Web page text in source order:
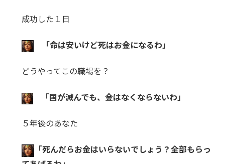
成功した１日
「命は安いけど死はお金になるわ」
どうやってこの職場を？
「国が滅んでも、金はなくならないわ」
５年後のあなた
「死んだらお金はいらないでしょう？全部もらっ